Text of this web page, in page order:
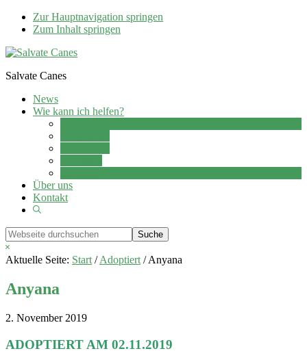
Zur Hauptnavigation springen
Zum Inhalt springen
Salvate Canes
News
Wie kann ich helfen?
Über uns
Kontakt
Show
Webseite
durchsuchen
Hide
Search
Aktuelle Seite: Start / Adoptiert /Anyana
Anyana
2. November 2019
ADOPTIERT AM 02.11.2019